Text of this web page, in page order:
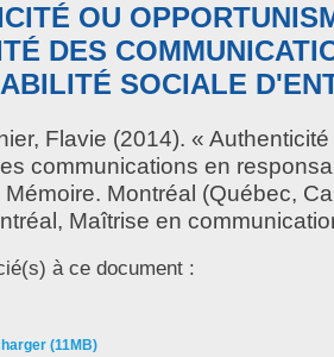
OU
DES
SOCIALE
Flavie (2014). «
communications en
Montréal (Québec,
Maîtrise en
à ce document :
(11MB)